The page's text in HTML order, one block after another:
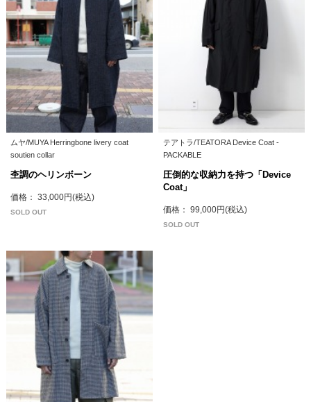
ムヤ/MUYA Herringbone livery coat
soutien collar
杢調のヘリンボーン
価格： 33,000円(税込)
SOLD OUT
テアトラ/TEATORA Device Coat -
PACKABLE
圧倒的な収納力を持つ「Device
Coat」
価格： 99,000円(税込)
SOLD OUT